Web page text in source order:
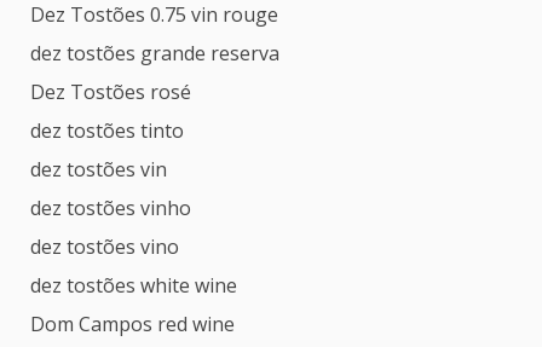
Dez Tostões 0.75 vin rouge
dez tostões grande reserva
Dez Tostões rosé
dez tostões tinto
dez tostões vin
dez tostões vinho
dez tostões vino
dez tostões white wine
Dom Campos red wine